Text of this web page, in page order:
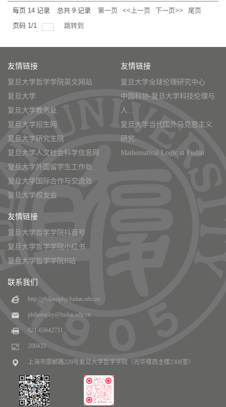
每页 14 记录 总共 9 记录 第一页 <<上一页 下一页>>
尾页
页码 1/1 跳转到
友情链接
复旦大学哲学学院英文网站
复旦大学
复旦大学教务处
复旦大学招生网
复旦大学研究生院
复旦大学人文社会科学信息网
复旦大学外国留学生工作处
复旦大学国际合作与交流处
复旦大学校友会
友情链接
复旦大学全球伦理研究中心
中国科协-复旦大学科技伦理与
人...
复旦大学当代国外马克思主义
研究...
Mathematical Logic at Fudan
友情链接
复旦大学哲学学院抖音号
复旦大学哲学学院小红书
复旦大学哲学学院B站
联系我们
http://philosophy.fudan.edu.cn
philosophy@fudan.edu.cn
021-65642731
200433
上海市邯郸路220号复旦大学哲学学院（光华楼西主楼2308室）